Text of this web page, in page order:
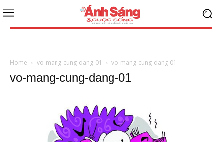
Home vo-mang-cung-dang-01 vo-mang-cung-dang-01
vo-mang-cung-dang-01